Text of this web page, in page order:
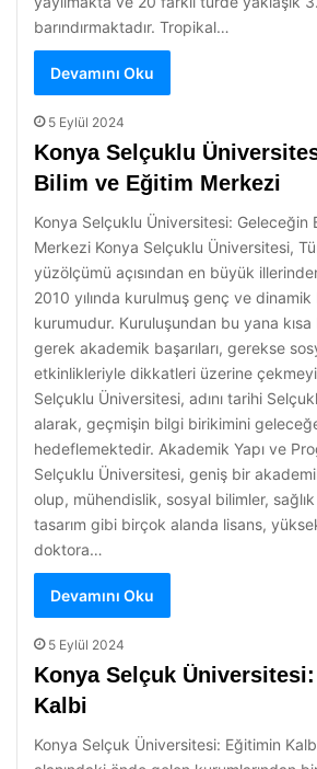
barındırmaktadır. Tropikal…
Devamını Oku
5 Eylül 2024
Konya Selçuklu
Bilim ve Eğitim Merkezi
Konya Selçuklu Üniversitesi: Geleceğin
Merkezi Konya Selçuklu Üniversitesi,
yüzölçümü açısından en büyük
2010 yılında kurulmuş genç ve
kurumudur. Kuruluşundan bu yana
gerek akademik başarıları, gerekse
etkinlikleriyle dikkatleri üzerine çekmeyi
Selçuklu Üniversitesi, adını tarihi
alarak, geçmişin bilgi birikimini geleceğe
hedeflemektedir. Akademik Yapı ve
Selçuklu Üniversitesi, geniş bir
olup, mühendislik, sosyal bilimler,
tasarım gibi birçok alanda lisans,
doktora…
Devamını Oku
5 Eylül 2024
Konya Selçuk
Kalbi
Konya Selçuk Üniversitesi: Eğitimin